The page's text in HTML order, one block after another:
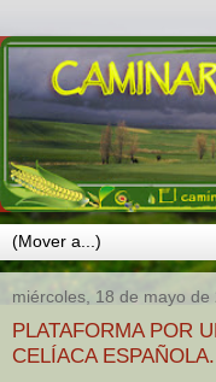
miércoles, 18 de mayo de
PLATAFORMA POR
CELÍACA ESPAÑOLA.